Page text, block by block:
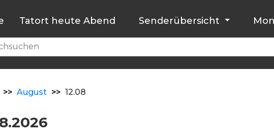
Tatort heute Abend Senderübersicht
>> August >> 12.08